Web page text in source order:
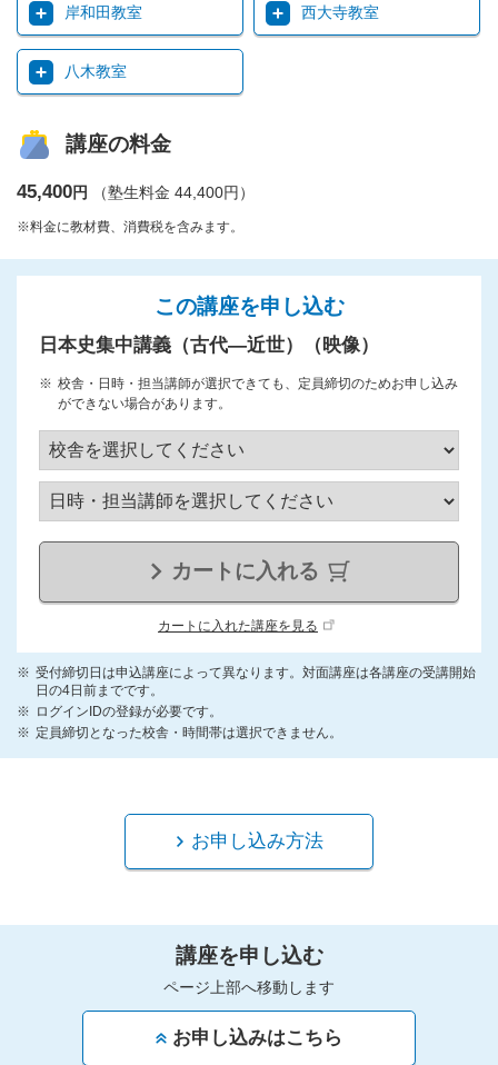
岸和田教室 西大寺教室
八木教室
講座の料金
45,400円 （塾生料金 44,400円）
※料金に教材費、消費税を含みます。
この講座を申し込む
日本史集中講義（古代―近世）（映像）
校舎・日時・担当講師が選択できても、定員締切のためお申し込み
ができない場合があります。
カートに入れる
カートに入れた講座を見る
受付締切日は申込講座によって異なります。対面講座は各講座の受講開始
日の4日前までです。
ログインIDの登録が必要です。
定員締切となった校舎・時間帯は選択できません。
お申し込み方法
講座を申し込む
ページ上部へ移動します
お申し込みはこちら